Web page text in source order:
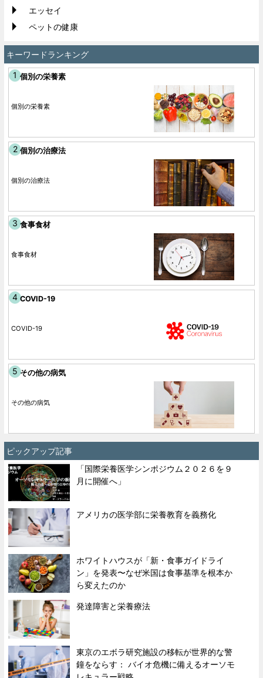
エッセイ
ペットの健康
キーワードランキング
個別の栄養素
個別の栄養素
個別の治療法
個別の治療法
食事食材
食事食材
COVID-19
COVID-19
その他の病気
その他の病気
ピックアップ記事
「国際栄養医学シンポジウム２０２６を９
月に開催へ」
アメリカの医学部に栄養教育を義務化
ホワイトハウスが「新・食事ガイドライ
ン」を発表〜なぜ米国は食事基準を根本か
ら変えたのか
発達障害と栄養療法
東京のエボラ研究施設の移転が世界的な警
鐘をならす： バイオ危機に備えるオーソモ